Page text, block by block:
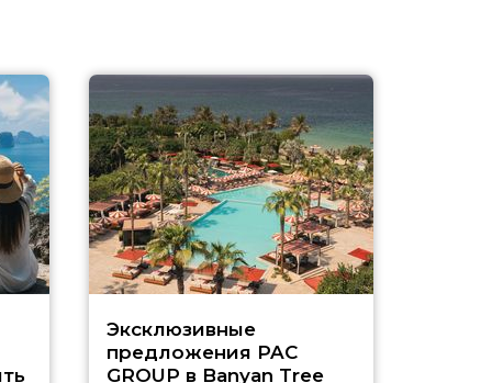
Эксклюзивные
предложения PAC
GROUP в Banyan Tree